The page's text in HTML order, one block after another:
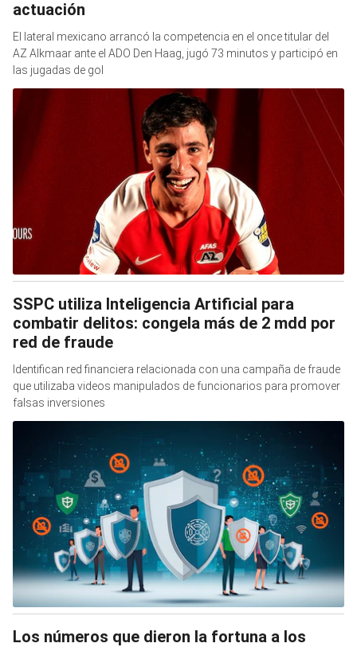
actuación
El lateral mexicano arrancó la competencia en el once titular del
AZ Alkmaar ante el ADO Den Haag, jugó 73 minutos y participó en
las jugadas de gol
SSPC utiliza Inteligencia Artificial para
combatir delitos: congela más de 2 mdd por
red de fraude
Identifican red financiera relacionada con una campaña de fraude
que utilizaba videos manipulados de funcionarios para promover
falsas inversiones
Los números que dieron la fortuna a los